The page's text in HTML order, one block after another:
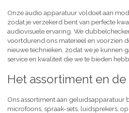
Onze audio apparatuur voldoet aan
zodat je verzekerd bent van perfecte
audiovisuele ervaring. We
voortdurend ons materieel en voorzien
nieuwe technieken, zodat we je kunnen
service en kwaliteit die we te bieden
Het assortiment en
Ons assortiment aan geluidsapparatuur
microfoons, spraak-sets, luidsprekers,